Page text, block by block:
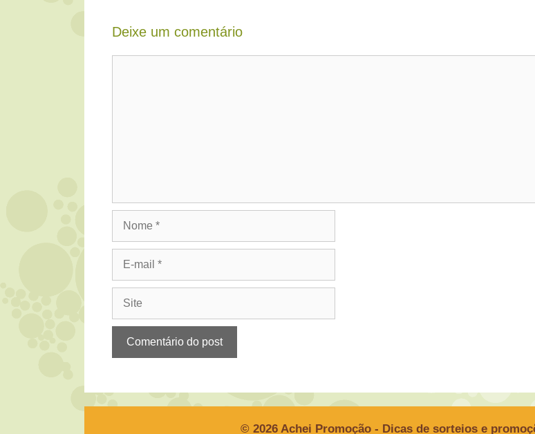
Deixe um comentário
© 2026 Achei Promoção - Dicas de sorteios e